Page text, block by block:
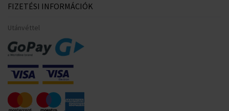
FIZETÉSI INFORMÁCIÓK
Utánvéttel